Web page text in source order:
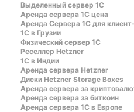
Выделенный сервер 1С
Аренда сервера 1С цена
Aренда Сервера 1С для
1С в Грузии
Физический сервер 1С
Реселлер Hetzner
1С в Индии
Аренда сервера Hetzner
Диски Hetzner Storage Boxes
Аренда сервера за
Аренда сервера за биткоин
Аренда сервера 1С в Европе